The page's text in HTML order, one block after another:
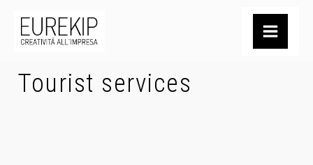
Tourist services